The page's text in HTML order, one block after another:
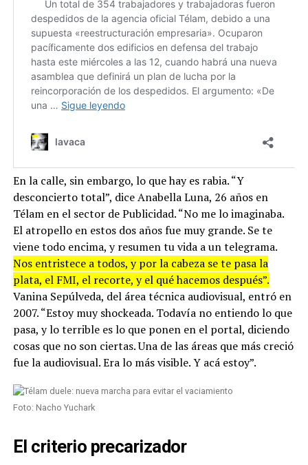
En la calle, sin embargo, lo que hay es rabia. “Y
desconcierto total”, dice Anabella Luna, 26 años en
Télam en el sector de Publicidad. “No me lo imaginaba.
El atropello en estos dos años fue muy grande. Se te
viene todo encima, y resumen tu vida a un telegrama.
Nos entristece a todos, y por la cabeza se te pasa la
plata, el FMI, el recorte, y el qué hacemos después”.
Vanina Sepúlveda, del área técnica audiovisual, entró en
2007. “Estoy muy shockeada. Todavía no entiendo lo que
pasa, y lo terrible es lo que ponen en el portal, diciendo
cosas que no son ciertas. Una de las áreas que más creció
fue la audiovisual. Era lo más visible. Y acá estoy”.
Foto: Nacho Yuchark
El criterio precarizador